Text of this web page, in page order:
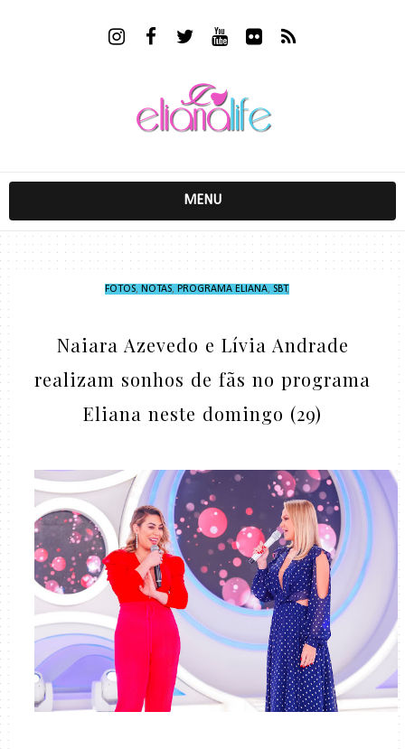
MENU
FOTOS, NOTAS, PROGRAMA ELIANA, SBT,
Naiara Azevedo e Lívia Andrade
realizam sonhos de fãs no programa
Eliana neste domingo (29)